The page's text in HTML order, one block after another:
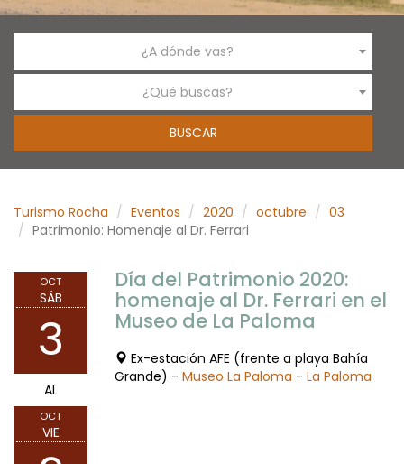
¿A dónde vas?
¿Qué buscas?
Turismo Rocha Eventos 2020 octubre
03
Patrimonio: Homenaje al Dr. Ferrari
OCT
SÁB
3
AL
OCT
VIE
Día del Patrimonio 2020:
homenaje al Dr. Ferrari en el
Museo de La Paloma
Ex-estación AFE (frente a playa Bahía
Grande) - Museo La Paloma - La Paloma